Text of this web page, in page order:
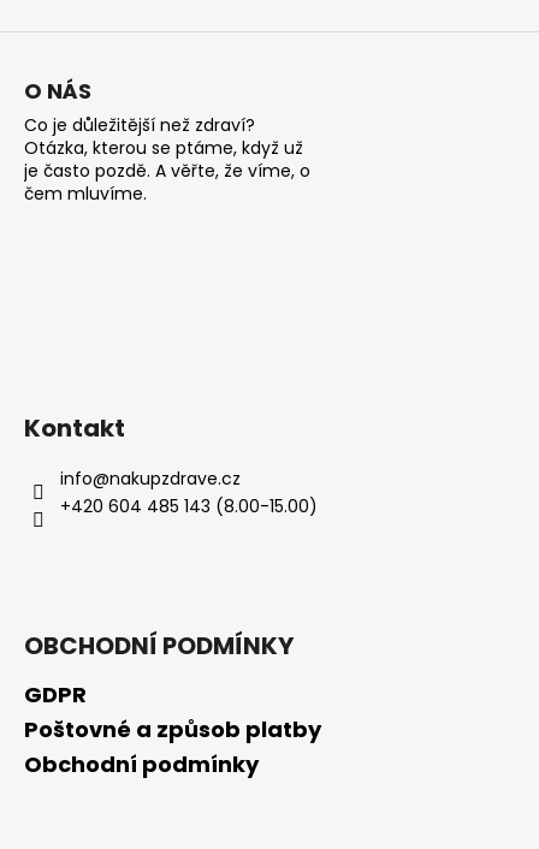
p
O NÁS
Co je důležitější než zdraví?
Otázka, kterou se ptáme, když už
je často pozdě. A věřte, že víme, o
čem mluvíme.
Kontakt
info@nakupzdrave.cz
+420 604 485 143 (8.00-15.00)
OBCHODNÍ PODMÍNKY
GDPR
Poštovné a způsob platby
Obchodní podmínky